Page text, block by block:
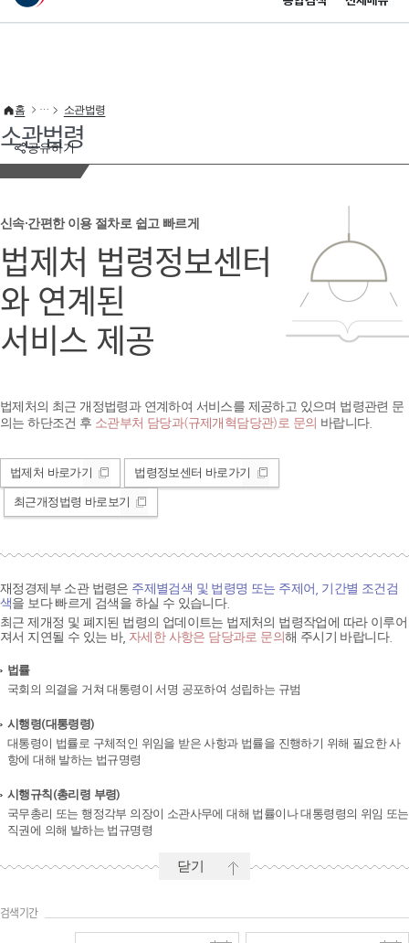
이 누리집은 대한민국 공식 전자정부 누리집입니다.
공유하기
홈 소관법령
소관법령
신속·간편한 이용 절차로 쉽고 빠르게
법제처 법령정보센터
와 연계된
서비스 제공
법제처의 최근 개정법령과 연계하여 서비스를 제공하고 있으며 법령관련 문
의는 하단조건 후 소관부처 담당과(규제개혁담당관)로 문의 바랍니다.
법제처 바로가기 법령정보센터 바로가기
최근개정법령 바로보기
재정경제부 소관 법령은 주제별검색 및 법령명 또는 주제어, 기간별 조건검
색을 보다 빠르게 검색을 하실 수 있습니다.
최근 제개정 및 폐지된 법령의 업데이트는 법제처의 법령작업에 따라 이루어
져서 지연될 수 있는 바, 자세한 사항은 담당과로 문의해 주시기 바랍니다.
법률
국회의 의결을 거쳐 대통령이 서명 공포하여 성립하는 규범
시행령(대통령령)
대통령이 법률로 구체적인 위임을 받은 사항과 법률을 진행하기 위해 필요한 사
항에 대해 발하는 법규명령
시행규칙(총리령 부령)
국무총리 또는 행정각부 의장이 소관사무에 대해 법률이나 대통령령의 위임 또는
직권에 의해 발하는 법규명령
닫기
검색기간